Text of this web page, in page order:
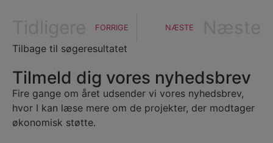
FORRIGE NÆSTE
Tilbage til søgeresultatet
Tilmeld dig vores nyhedsbrev
Fire gange om året udsender vi vores nyhedsbrev,
hvor I kan læse mere om de projekter, der modtager
økonomisk støtte.